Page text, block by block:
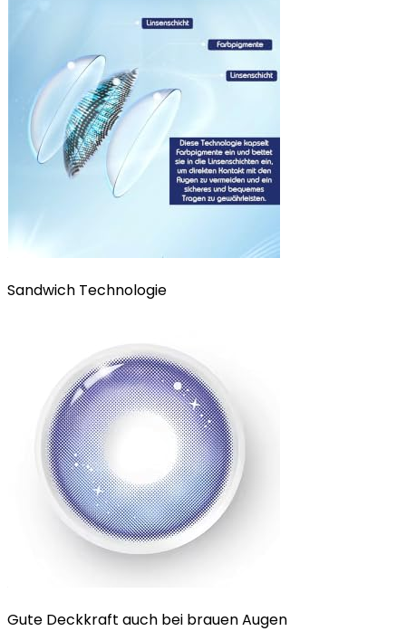
Sandwich Technologie
Gute Deckkraft auch bei brauen Augen